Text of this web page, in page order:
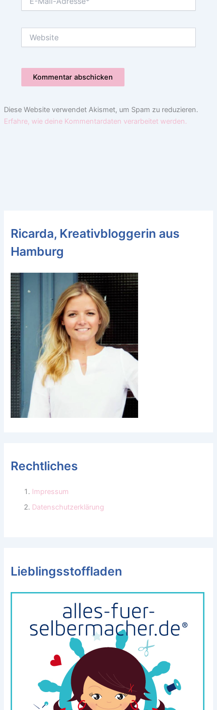
Mail-
Diese Website verwendet Akismet, um Spam zu reduzieren.
Erfahre, wie deine Kommentardaten verarbeitet werden.
Ricarda, Kreativbloggerin aus
Hamburg
Rechtliches
Impressum
Datenschutzerklärung
Lieblingsstoffladen